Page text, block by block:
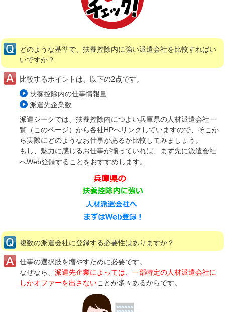
どのような基準で、扶養控除内に強い派遣会社を比較すればい
いですか？
比較するポイントは、以下の2点です。
扶養控除内の仕事情報量
派遣先企業数
派遣シークでは、扶養控除内につよい兵庫県の人材派遣会社一
覧（このページ）から各社HPへリンクしていますので、そこか
ら実際にどのようなお仕事があるか比較してみましょう。
もし、魅力に感じるお仕事が揃っていれば、まず先に派遣会社
へWeb登録することをおすすめします。
複数の派遣会社に登録する必要性はありますか？
仕事の選択肢を増やすために必要です。
なぜなら、 派遣先企業によっては、一部特定の人材派遣会社に
しかオファーを出さないことが多々あるからです。